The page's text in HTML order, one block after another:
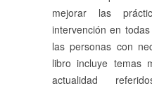
mejorar las
intervención en
las personas con
libro incluye temas
actualidad